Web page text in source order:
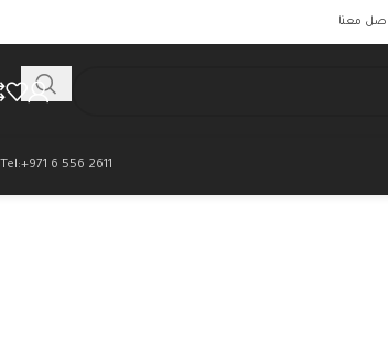
معنا
Tel:+971 6 556 2611